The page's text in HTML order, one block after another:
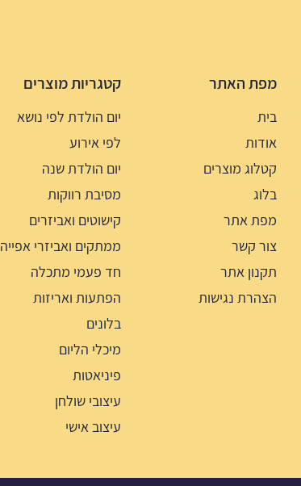
מפת האתר
בית
אודות
קטלוג מוצרים
בלוג
מפת אתר
צור קשר
תקנון אתר
הצהרת נגישות
קטגריות מוצרים
יום הולדת לפי נושא
לפי אירוע
יום הולדת שנה
מסיבת רווקות
קישוטים ואביזרים
ממתקים ואביזרי אפייה
חד פעמי מתכלה
הפתעות ואריזות
בלונים
מיכלי הליום
פיניאטות
עיצובי שולחן
עיצוב אישי